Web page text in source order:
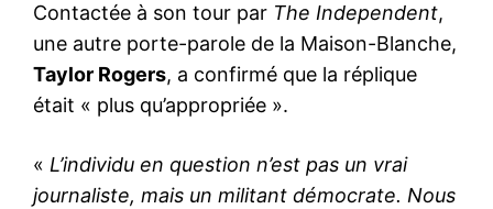
Contactée à son tour par The Independent,
une autre porte-parole de la Maison-Blanche,
Taylor Rogers, a confirmé que la réplique
était « plus qu’appropriée ».
« L’individu en question n’est pas un vrai
journaliste, mais un militant démocrate. Nous